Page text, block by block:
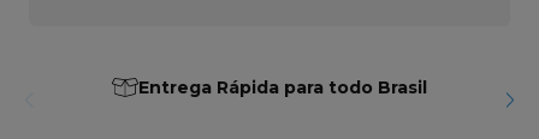
Entrega Rápida para todo Brasil